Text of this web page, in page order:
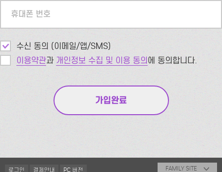
휴대폰 번호
수신 동의 (이메일/앱/SMS)
이용약관과 개인정보 수집 및 이용 동의에 동의합니다.
로그인 결제안내 PC 버전 FAMILY SITE